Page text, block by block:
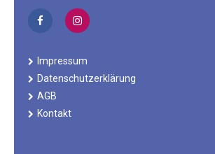
Impressum
Datenschutzerklärung
AGB
Kontakt